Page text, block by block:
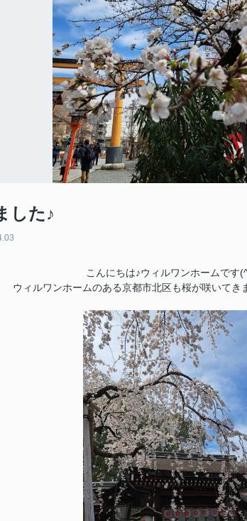
した♪
こんにちは♪ウィルワンホームです
ウィルワンホームのある京都市北区も桜が咲いてき